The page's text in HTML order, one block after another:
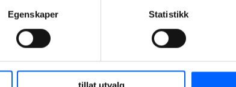
Egenskaper Statistikk
medlemskapet
med å dele
lære av andre